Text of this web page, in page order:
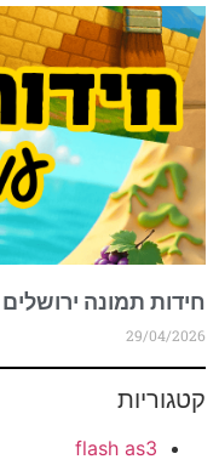
חידות תמונה ירושלים
29/04/2026
קטגוריות
flash as3